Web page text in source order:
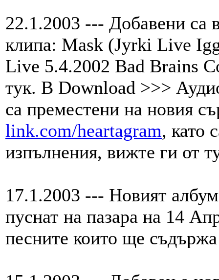
22.1.2003 --- Добавени
клипа: Mask (Jyrki Live
Live 5.4.2002 Bad Brains
тук. В Download >>>
са преместени на новия
link.com/heartagram, като
изпълнения, вижте ги от
17.1.2003 --- Новият
пуснат на пазара на 14
песните които ще